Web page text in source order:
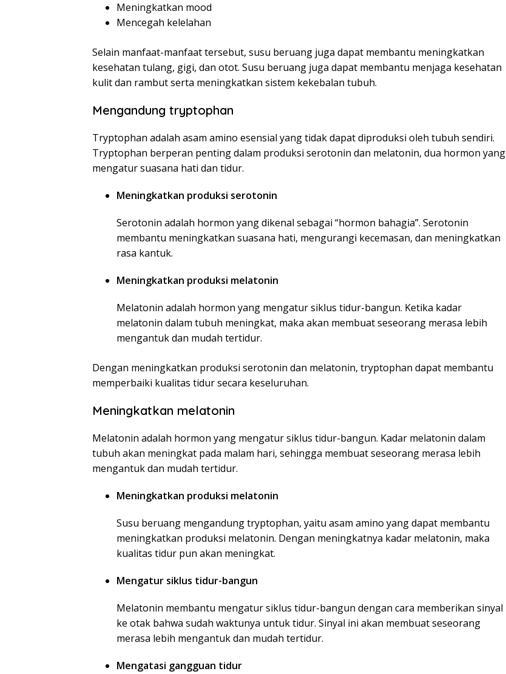
Meningkatkan mood
Mencegah kelelahan
Selain manfaat-manfaat tersebut, susu beruang juga dapat membantu meningkatkan
kesehatan tulang, gigi, dan otot. Susu beruang juga dapat membantu menjaga kesehatan
kulit dan rambut serta meningkatkan sistem kekebalan tubuh.
Mengandung tryptophan
Tryptophan adalah asam amino esensial yang tidak dapat diproduksi oleh tubuh sendiri.
Tryptophan berperan penting dalam produksi serotonin dan melatonin, dua hormon yang
mengatur suasana hati dan tidur.
Meningkatkan produksi serotonin
Serotonin adalah hormon yang dikenal sebagai “hormon bahagia”. Serotonin
membantu meningkatkan suasana hati, mengurangi kecemasan, dan meningkatkan
rasa kantuk.
Meningkatkan produksi melatonin
Melatonin adalah hormon yang mengatur siklus tidur-bangun. Ketika kadar
melatonin dalam tubuh meningkat, maka akan membuat seseorang merasa lebih
mengantuk dan mudah tertidur.
Dengan meningkatkan produksi serotonin dan melatonin, tryptophan dapat membantu
memperbaiki kualitas tidur secara keseluruhan.
Meningkatkan melatonin
Melatonin adalah hormon yang mengatur siklus tidur-bangun. Kadar melatonin dalam
tubuh akan meningkat pada malam hari, sehingga membuat seseorang merasa lebih
mengantuk dan mudah tertidur.
Meningkatkan produksi melatonin
Susu beruang mengandung tryptophan, yaitu asam amino yang dapat membantu
meningkatkan produksi melatonin. Dengan meningkatnya kadar melatonin, maka
kualitas tidur pun akan meningkat.
Mengatur siklus tidur-bangun
Melatonin membantu mengatur siklus tidur-bangun dengan cara memberikan sinyal
ke otak bahwa sudah waktunya untuk tidur. Sinyal ini akan membuat seseorang
merasa lebih mengantuk dan mudah tertidur.
Mengatasi gangguan tidur